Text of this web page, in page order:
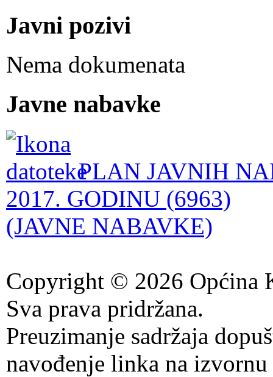
Javni pozivi
Nema dokumenata
Javne nabavke
PLAN JAVNIH
2017. GODINU (6963)
(JAVNE NABAVKE)
Copyright © 2026 Općina
Sva prava pridržana.
Preuzimanje sadržaja
navođenje linka na izvornu